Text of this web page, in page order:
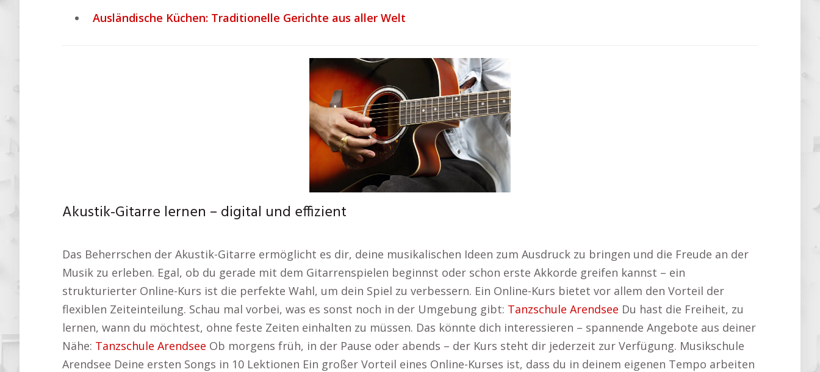
Ausländische Küchen: Traditionelle Gerichte aus aller Welt
Akustik-Gitarre lernen – digital und effizient
Das Beherrschen der Akustik-Gitarre ermöglicht es dir, deine musikalischen Ideen zum Ausdruck zu bringen und die Freude an der
Musik zu erleben. Egal, ob du gerade mit dem Gitarrenspielen beginnst oder schon erste Akkorde greifen kannst – ein
strukturierter Online-Kurs ist die perfekte Wahl, um dein Spiel zu verbessern. Ein Online-Kurs bietet vor allem den Vorteil der
flexiblen Zeiteinteilung. Schau mal vorbei, was es sonst noch in der Umgebung gibt: Tanzschule Arendsee Du hast die Freiheit, zu
lernen, wann du möchtest, ohne feste Zeiten einhalten zu müssen. Das könnte dich interessieren – spannende Angebote aus deiner
Nähe: Tanzschule Arendsee Ob morgens früh, in der Pause oder abends – der Kurs steht dir jederzeit zur Verfügung. Musikschule
Arendsee Deine ersten Songs in 10 Lektionen Ein großer Vorteil eines Online-Kurses ist, dass du in deinem eigenen Tempo arbeiten